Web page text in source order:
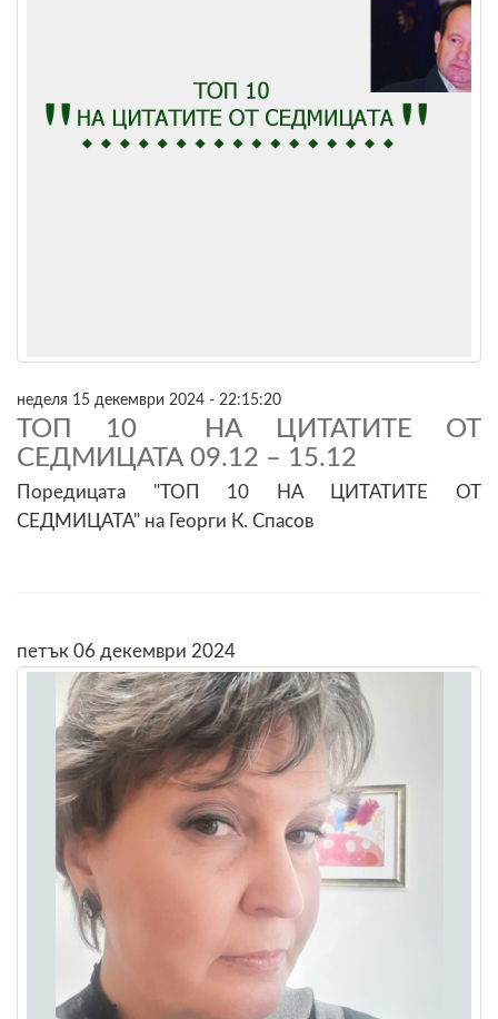
неделя 15 декември 2024 - 22:15:20
ТОП 10 НА ЦИТАТИТЕ ОТ
СЕДМИЦАТА 09.12 – 15.12
Поредицата "ТОП 10 НА ЦИТАТИТЕ ОТ
СЕДМИЦАТА" на Георги К. Спасов
петък 06 декември 2024